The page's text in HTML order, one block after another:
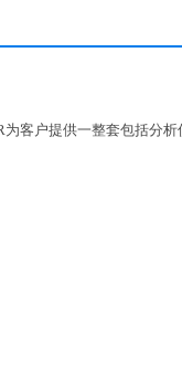
客户提供一整套包括分析